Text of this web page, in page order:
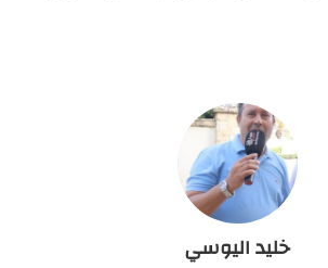
خليد اليوسي